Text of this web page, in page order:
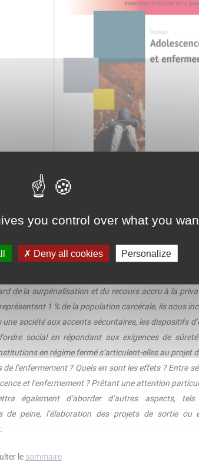
et enfermement
du nombre de mineurs incarcérés», «Hausse de
années, nombreux ont été les articles de
de la surpénalisation et du recours accru à la
1 % de la population carcérale, ils nous
une société aux accents sécuritaires, les dispositifs
social en répondant aux exigences de
en régime fermé s’articulent-elles au projet
de l’enfermement ? Quels en sont les effets ? Entre
et l’enfermement ? Prêtant une attention
également d’aborder d’autres aspects,
de peine, l’élaboration des projets de sortie
le sommaire
you control over what you
Deny all cookies Personalize